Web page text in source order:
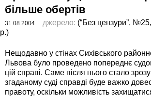
більше обертів
31.08.2004 джерело: (“Без цензури”,
р.)
Нещодавно у стінах Сихівського
Львова було проведено попереднє
цій справі. Саме після нього стало
згаданому суді справді буде важко
правоту, оскільки можливість